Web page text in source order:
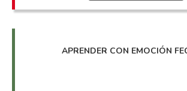
APRENDER CON EMOCIÓN